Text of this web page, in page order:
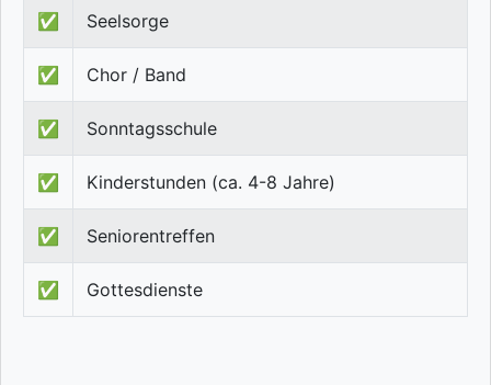
✅ Seelsorge
✅ Chor / Band
✅ Sonntagsschule
✅ Kinderstunden (ca. 4-8 Jahre)
✅ Seniorentreffen
✅ Gottesdienste